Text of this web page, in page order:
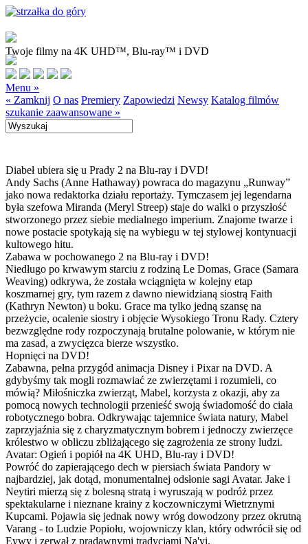
Twoje filmy na 4K UHD™, Blu-ray™ i DVD
Menu »
« Zamknij O nas Premiery Zapowiedzi Newsy Katalog filmów
szukanie zaawansowane »
Diabeł ubiera się u Prady 2 na Blu-ray i DVD!
Andy Sachs (Anne Hathaway) powraca do magazynu „Runway”
jako nowa redaktorka działu reportaży. Tymczasem jej legendarna
była szefowa Miranda (Meryl Streep) staje do walki o przyszłość
stworzonego przez siebie medialnego imperium. Znajome twarze i
nowe postacie spotykają się na wybiegu w tej stylowej kontynuacji
kultowego hitu.
Zabawa w pochowanego 2 na Blu-ray i DVD!
Niedługo po krwawym starciu z rodziną Le Domas, Grace (Samara
Weaving) odkrywa, że została wciągnięta w kolejny etap
koszmarnej gry, tym razem z dawno niewidzianą siostrą Faith
(Kathryn Newton) u boku. Grace ma tylko jedną szansę na
przeżycie, ocalenie siostry i objęcie Wysokiego Tronu Rady. Cztery
bezwzględne rody rozpoczynają brutalne polowanie, w którym nie
ma zasad, a zwycięzca bierze wszystko.
Hopnięci na DVD!
Zabawna, pełna przygód animacja Disney i Pixar na DVD. A
gdybyśmy tak mogli rozmawiać ze zwierzętami i rozumieli, co
mówią? Miłośniczka zwierząt, Mabel, korzysta z okazji, aby za
pomocą nowych technologii przenieść swoją świadomość do ciała
robotycznego bobra. Odkrywając tajemnice świata natury, Mabel
zaprzyjaźnia się z charyzmatycznym bobrem i jednoczy zwierzęce
królestwo w obliczu zbliżającego się zagrożenia ze strony ludzi.
Avatar: Ogień i popiół na 4K UHD, Blu-ray i DVD!
Powróć do zapierającego dech w piersiach świata Pandory w
najbardziej, jak dotąd, monumentalnej odsłonie sagi Avatar. Jake i
Neytiri mierzą się z bolesną stratą i wyruszają w podróż przez
spektakularne i nieznane krainy z koczowniczymi Wietrznymi
Kupcami. Pojawia się jednak nowy wróg dowodzony przez okrutną
Varang - to Ludzie Popiołu, wojowniczy klan, który odwrócił się od
Eywy i zerwał z pradawnymi tradycjami Na'vi.